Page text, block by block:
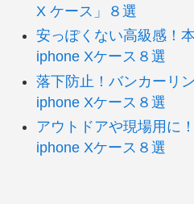
X ケース」８選
安っぽくない高級感！
iphone Xケース８選
落下防止！バンカーリ
iphone Xケース８選
アウトドアや現場用に
iphone Xケース８選